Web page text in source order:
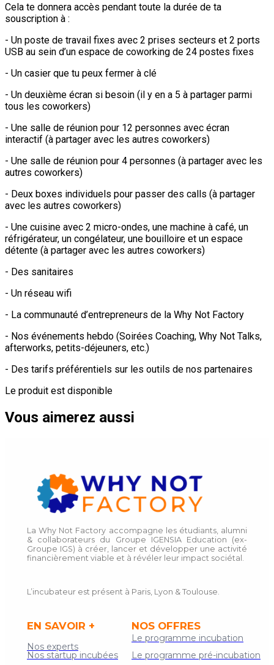
Cela te donnera accès pendant toute la durée de ta
souscription à :
- Un poste de travail fixes avec 2 prises secteurs et 2 ports
USB au sein d’un espace de coworking de 24 postes fixes
- Un casier que tu peux fermer à clé
- Un deuxième écran si besoin (il y en a 5 à partager parmi
tous les coworkers)
- Une salle de réunion pour 12 personnes avec écran
interactif (à partager avec les autres coworkers)
- Une salle de réunion pour 4 personnes (à partager avec les
autres coworkers)
- Deux boxes individuels pour passer des calls (à partager
avec les autres coworkers)
- Une cuisine avec 2 micro-ondes, une machine à café, un
réfrigérateur, un congélateur, une bouilloire et un espace
détente (à partager avec les autres coworkers)
- Des sanitaires
- Un réseau wifi
- La communauté d’entrepreneurs de la Why Not Factory
- Nos événements hebdo (Soirées Coaching, Why Not Talks,
afterworks, petits-déjeuners, etc.)
- Des tarifs préférentiels sur les outils de nos partenaires
Le produit est disponible
Vous aimerez aussi
Le programme incubation
La Why Not Factory accompagne les étudiants, alumni
& collaborateurs du Groupe IGENSIA Education (ex-
Groupe IGS) à créer, lancer et développer une activité
financièrement viable et à révéler leur impact sociétal.
L’incubateur est présent à Paris, Lyon & Toulouse.
NOS OFFRES
EN SAVOIR +
Nos startup incubées
Nos experts
Le programme pré-incubation